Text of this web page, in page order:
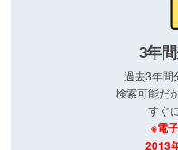
3年
過去3年間
検索可能だ
すぐ
※電
2013